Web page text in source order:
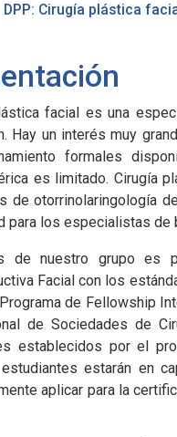
DPP: Cirugía plástica
facial es una
Hay un interés muy
formales
es limitado. Cirugía
de otorrinolaringología
para los especialistas de
de nuestro grupo es
Facial con los
de Fellowship
de Sociedades de
establecidos por el
estarán en
aplicar para la